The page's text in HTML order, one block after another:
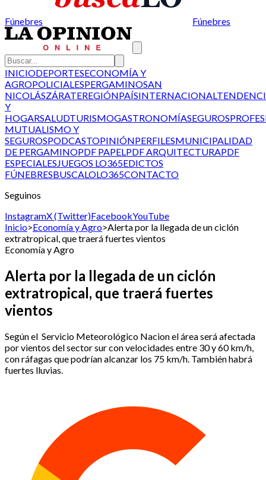
Fúnebres Fúnebres
INICIODEPORTESECONOMÍA Y
AGROPOLICIALESPERGAMINOSAN
NICOLÁSZÁRATEREGIÓNPAÍSINTERNACIONAL
Y
HOGARSALUDTURISMOGASTRONOMÍASEGUROS
MUTUALISMO Y
SEGUROSPODCASTOPINIÓNPERFILESMUNICIPALIDAD
DE PERGAMINOPDF PAPELPDF ARQUITECTURAPDF
ESPECIALESJUEGOS LO365EDICTOS
FÚNEBRESBUSCALOLO365CONTACTO
Seguinos
InstagramX (Twitter)FacebookYouTube
Inicio>Economía y Agro>Alerta por la llegada de un ciclón
extratropical, que traerá fuertes vientos
Economía y Agro
Alerta por la llegada de un ciclón
extratropical, que traerá fuertes
vientos
Según el Servicio Meteorológico Nacion el área será afectada
por vientos del sector sur con velocidades entre 30 y 60 km/h,
con ráfagas que podrían alcanzar los 75 km/h. También habrá
fuertes lluvias.